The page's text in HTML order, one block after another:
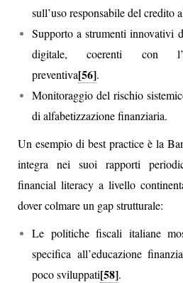
sull’uso responsabile del credito
Supporto a strumenti innovativi
digitale, coerenti con
preventiva[56].
Monitoraggio del rischio
di alfabetizzazione finanziaria.
Un esempio di best practice è la
integra nei suoi rapporti
financial literacy a livello
dover colmare un gap strutturale:
Le politiche fiscali italiane
specifica all’educazione
poco sviluppati[58].